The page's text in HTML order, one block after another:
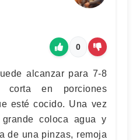
0
alcanzar para 7-8
corta en porciones
esté cocido. Una vez
coloca agua y
de una pinzas, remoja